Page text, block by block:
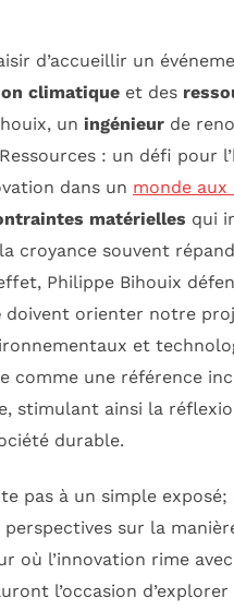
d’accueillir un
climatique et des
un ingénieur de
: un défi pour
dans un monde aux
matérielles qui
croyance souvent
Philippe Bihouix
doivent orienter notre
et
comme une référence
stimulant ainsi la
durable.
pas à un simple
perspectives sur la
où l’innovation rime
l’occasion